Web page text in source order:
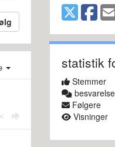
statistik
Stemmer
Følgere
Visninger